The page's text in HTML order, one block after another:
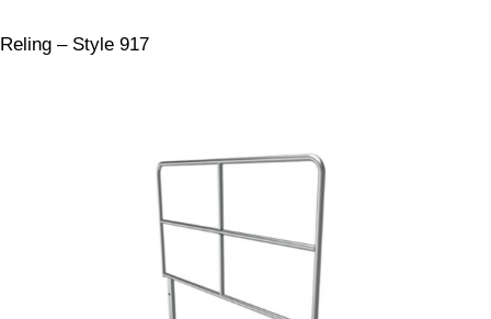
Reling – Style 917